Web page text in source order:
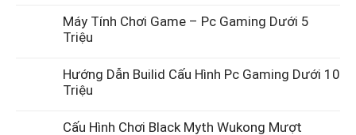
Máy Tính Chơi Game – Pc Gaming Dưới 5
Triệu
Hướng Dẫn Builid Cấu Hình Pc Gaming Dưới 10
Triệu
Cấu Hình Chơi Black Myth Wukong Mượt